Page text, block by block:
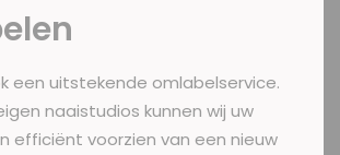
een uitstekende omlabelservice.
naaistudios kunnen wij uw
efficiënt voorzien van een nieuw